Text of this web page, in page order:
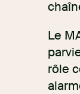
Le
rôle